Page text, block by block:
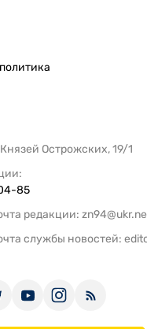
Острожских, 19/1
85
редакции:
службы новостей: